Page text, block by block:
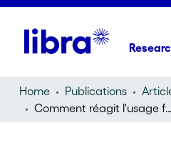
Home Publications
Comment réagit l'usage face à une norme imposée? Évaluation de la réception de recommandations officielles françaises et québécoises dans un corpus journalistique belge et suisse